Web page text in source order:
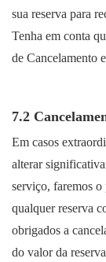
sua reserva para
Tenha em conta
de Cancelamento
7.2
Em casos
alterar
serviço, faremos o
qualquer reserva
obrigados a
do valor da